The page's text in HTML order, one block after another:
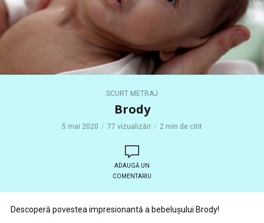
SCURT METRAJ
Brody
5 mai 2020 77 vizualizări 2 min de citit
ADAUGĂ UN
COMENTARIU
Descoperă povestea impresionantă a bebelușului Brody!